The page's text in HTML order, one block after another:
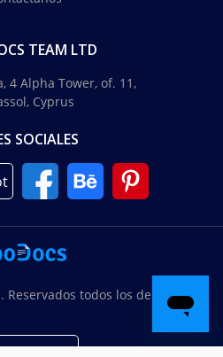
TEAM LTD
4 Alpha Tower, of. 11,
Cyprus
SOCIALES
Reservados todos los derechos